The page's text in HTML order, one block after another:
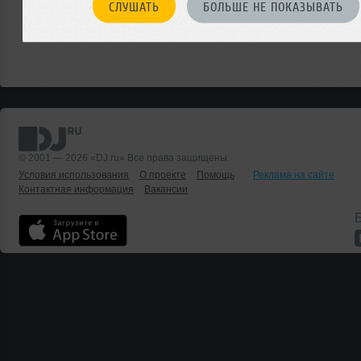
СЛУШАТЬ БОЛЬШЕ НЕ ПОКАЗЫВАТЬ
© 2001 — 2026 «DJ.ru» Все права защищены.
Условия использования
О проекте Помощь
Реклама на сайте
Контактная информация
Вакансии